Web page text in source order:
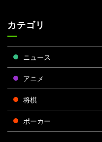
カテゴリ
ニュース
アニメ
将棋
ポーカー